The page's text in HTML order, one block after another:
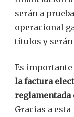
serán a
operacional
títulos y serán
Es
la factura
reglamentada
Gracias a